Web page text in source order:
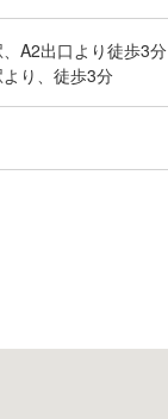
A2出口より徒歩3分
り、徒歩3分